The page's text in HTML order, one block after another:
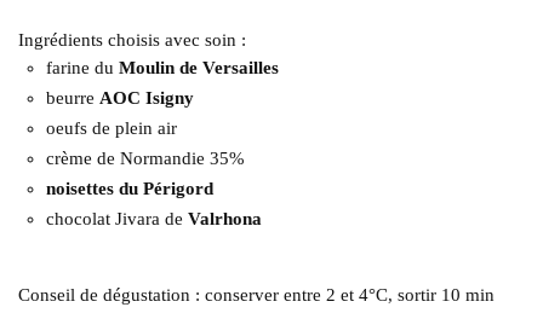
Ingrédients choisis avec soin :
farine duMoulin de Versailles
beurre AOC Isigny
oeufs de plein air
crème de Normandie 35%
noisettes du Périgord
chocolat Jivara deValrhona
Conseil de dégustation : conserver entre 2 et 4°C, sortir 10 min